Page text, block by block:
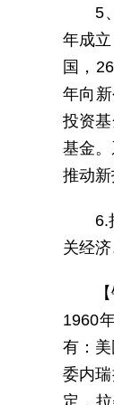
5
年成
国，
年向
投资
基金
推动
6.
关经
1960
有：
委内
定，